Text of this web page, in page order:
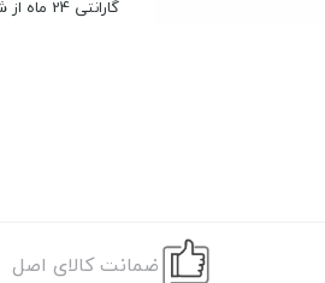
گارانتی 24 ماه از شرکت استیل البرز
ضمانت کالای اصل